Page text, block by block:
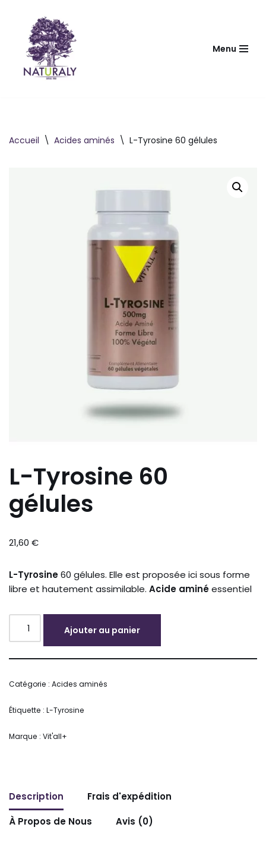
contenu
Menu
Accueil \ Acides aminés \ L-Tyrosine 60 gélules
L-Tyrosine 60
gélules
21,60 €
L-Tyrosine60 gélules. Elle est proposée ici sous forme
libre et hautement assimilable. Acide aminéessentiel
Ajouter au panier
Catégorie : Acides aminés
Étiquette : L-Tyrosine
Marque : Vit'all+
Description
Frais d'expédition
À Propos de Nous
Avis (0)